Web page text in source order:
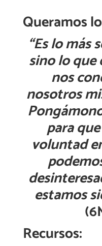
Queramos
“Eslomás
sinolo que
nos
nosotros
para
voluntad
estamos
Recursos: